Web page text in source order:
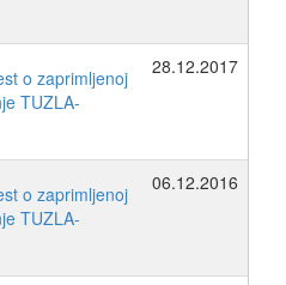
o zaprimljenoj
TUZLA-
28.12.2017
o zaprimljenoj
TUZLA-
06.12.2016